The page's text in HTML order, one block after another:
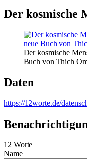
Der kosmische
Der kosmische
Buch von Thich
Daten
https://12worte.de/
12 Worte
Name